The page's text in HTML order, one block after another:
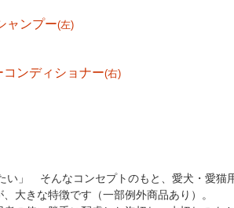
ャンプー(左)
ンディショナー(右)
い」 そんなコンセプトのもと、愛犬・愛猫
大きな特徴です（一部例外商品あり）。